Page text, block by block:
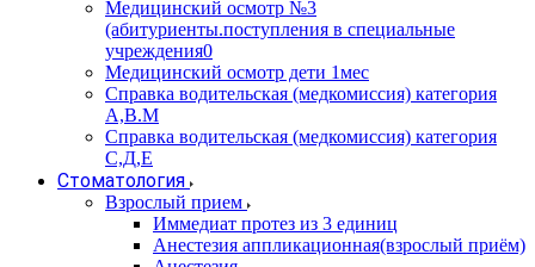
Медицинский осмотр №3
(абитуриенты.поступления в специальные
учреждения0
Медицинский осмотр дети 1мес
Справка водительская (медкомиссия) категория
А,В.М
Справка водительская (медкомиссия) категория
С,Д,Е
Стоматология
Взрослый прием
Иммедиат протез из 3 единиц
Анестезия аппликационная(взрослый приём)